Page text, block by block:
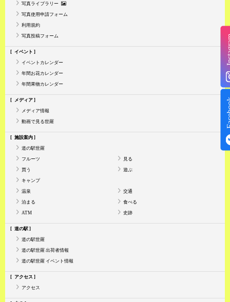
写真ライブラリー
写真使用申請フォーム
利用規約
写真投稿フォーム
イベント
イベントカレンダー
年間お花カレンダー
年間果物カレンダー
メディア
メディア情報
動画で見る世羅
施設案内
道の駅世羅
フルーツ 見る
買う 遊ぶ
キャンプ
温泉 交通
泊まる 食べる
ATM 史跡
道の駅
道の駅世羅
道の駅世羅 出荷者情報
道の駅世羅 イベント情報
アクセス
アクセス